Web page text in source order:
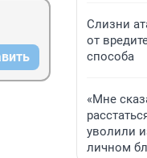
Слизни
от
способа
«Мне
уволили
личном